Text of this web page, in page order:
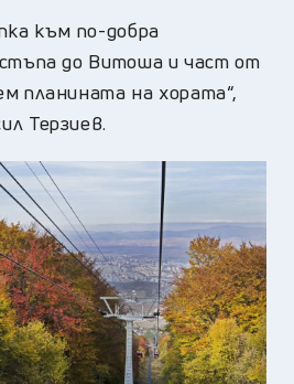
към по-добра
до Витоша и част от
планината на хората“,
Терзиев.